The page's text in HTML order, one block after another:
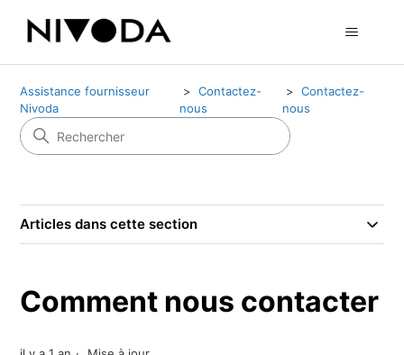
Assistance fournisseur
Nivoda
Contactez-
nous
Contactez-
nous
Articles dans cette section
Comment nous contacter